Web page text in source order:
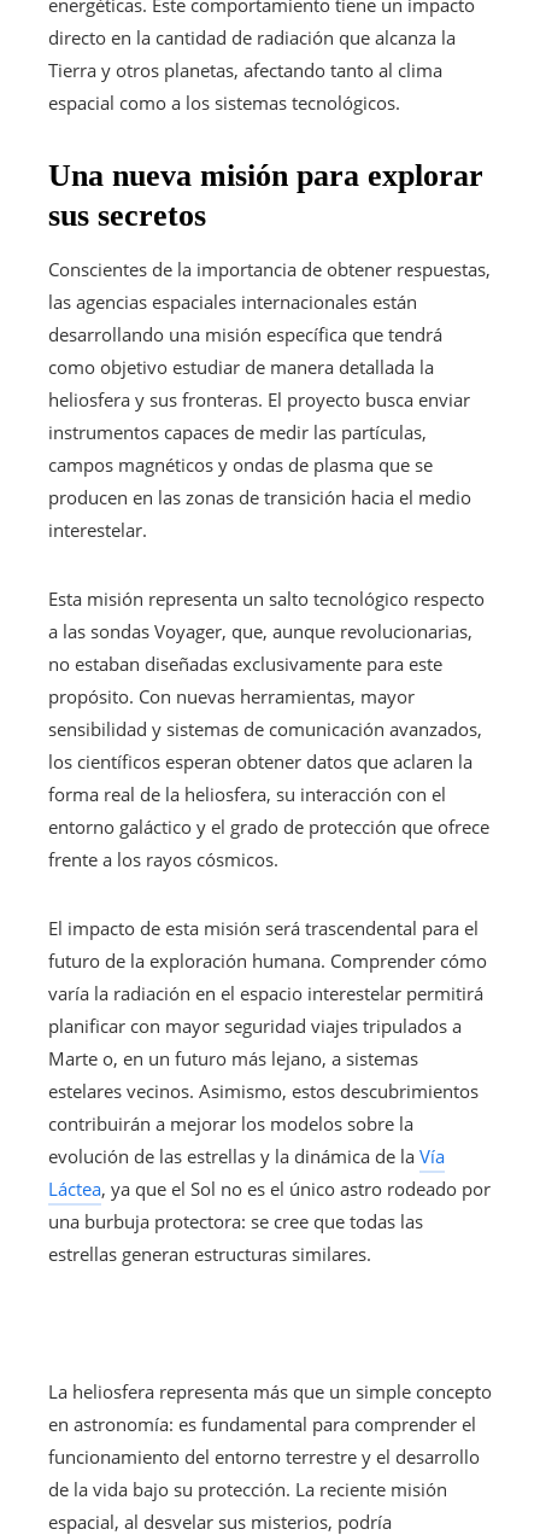
directo en la cantidad de radiación que alcanza la
Tierra y otros planetas, afectando tanto al clima
espacial como a los sistemas tecnológicos.
Una nueva misión para explorar
sus secretos
Conscientes de la importancia de obtener respuestas,
las agencias espaciales internacionales están
desarrollando una misión específica que tendrá
como objetivo estudiar de manera detallada la
heliosfera y sus fronteras. El proyecto busca enviar
instrumentos capaces de medir las partículas,
campos magnéticos y ondas de plasma que se
producen en las zonas de transición hacia el medio
interestelar.
Esta misión representa un salto tecnológico respecto
a las sondas Voyager, que, aunque revolucionarias,
no estaban diseñadas exclusivamente para este
propósito. Con nuevas herramientas, mayor
sensibilidad y sistemas de comunicación avanzados,
los científicos esperan obtener datos que aclaren la
forma real de la heliosfera, su interacción con el
entorno galáctico y el grado de protección que ofrece
frente a los rayos cósmicos.
El impacto de esta misión será trascendental para el
futuro de la exploración humana. Comprender cómo
varía la radiación en el espacio interestelar permitirá
planificar con mayor seguridad viajes tripulados a
Marte o, en un futuro más lejano, a sistemas
estelares vecinos. Asimismo, estos descubrimientos
contribuirán a mejorar los modelos sobre la
evolución de las estrellas y la dinámica de la Vía
Láctea, ya que el Sol no es el único astro rodeado por
una burbuja protectora: se cree que todas las
estrellas generan estructuras similares.
La heliosfera representa más que un simple concepto
en astronomía: es fundamental para comprender el
funcionamiento del entorno terrestre y el desarrollo
de la vida bajo su protección. La reciente misión
espacial, al desvelar sus misterios, podría